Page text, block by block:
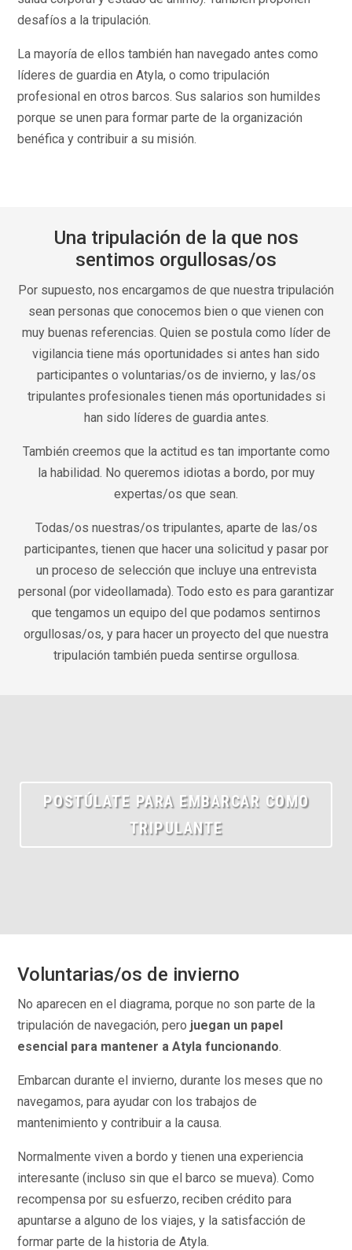
desafíos a la tripulación.
La mayoría de ellos también han navegado antes como
líderes de guardia en Atyla, o como tripulación
profesional en otros barcos. Sus salarios son humildes
porque se unen para formar parte de la organización
benéfica y contribuir a su misión.
Una tripulación de la que nos
sentimos orgullosas/os
Por supuesto, nos encargamos de que nuestra tripulación
sean personas que conocemos bien o que vienen con
muy buenas referencias. Quien se postula como líder de
vigilancia tiene más oportunidades si antes han sido
participantes o voluntarias/os de invierno, y las/os
tripulantes profesionales tienen más oportunidades si
han sido líderes de guardia antes.
También creemos que la actitud es tan importante como
la habilidad. No queremos idiotas a bordo, por muy
expertas/os que sean.
Todas/os nuestras/os tripulantes, aparte de las/os
participantes, tienen que hacer una solicitud y pasar por
un proceso de selección que incluye una entrevista
personal (por videollamada). Todo esto es para garantizar
que tengamos un equipo del que podamos sentirnos
orgullosas/os, y para hacer un proyecto del que nuestra
tripulación también pueda sentirse orgullosa.
POSTÚLATE PARA EMBARCAR COMO
TRIPULANTE
Voluntarias/os de invierno
No aparecen en el diagrama, porque no son parte de la
tripulación de navegación, pero juegan un papel
esencial para mantener a Atyla funcionando.
Embarcan durante el invierno, durante los meses que no
navegamos, para ayudar con los trabajos de
mantenimiento y contribuir a la causa.
Normalmente viven a bordo y tienen una experiencia
interesante (incluso sin que el barco se mueva). Como
recompensa por su esfuerzo, reciben crédito para
apuntarse a alguno de los viajes, y la satisfacción de
formar parte de la historia de Atyla.